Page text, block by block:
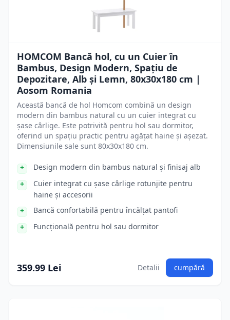
HOMCOM Bancă hol, cu un Cuier în
Bambus, Design Modern, Spațiu de
Depozitare, Alb și Lemn, 80x30x180 cm |
Aosom Romania
Această bancă de hol Homcom combină un design
modern din bambus natural cu un cuier integrat cu
șase cârlige. Este potrivită pentru hol sau dormitor,
oferind un spațiu practic pentru agățat haine și așezat.
Dimensiunile sale sunt 80x30x180 cm.
Design modern din bambus natural și finisaj alb
Cuier integrat cu șase cârlige rotunjite pentru
haine și accesorii
Bancă confortabilă pentru încălțat pantofi
Funcțională pentru hol sau dormitor
359.99 Lei Detalii cumpără